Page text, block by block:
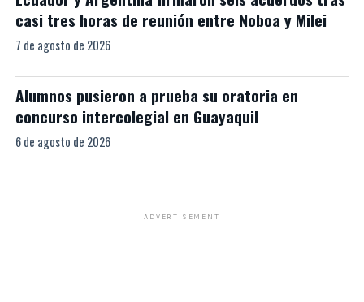
casi tres horas de reunión entre Noboa y Milei
7 de agosto de 2026
Alumnos pusieron a prueba su oratoria en
concurso intercolegial en Guayaquil
6 de agosto de 2026
ADVERTISEMENT